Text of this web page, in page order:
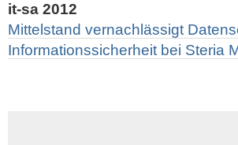
it-sa 2012
Mittelstand vernachlässigt
Informationssicherheit bei Steria